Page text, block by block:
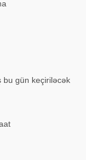
bu gün keçiriləcək